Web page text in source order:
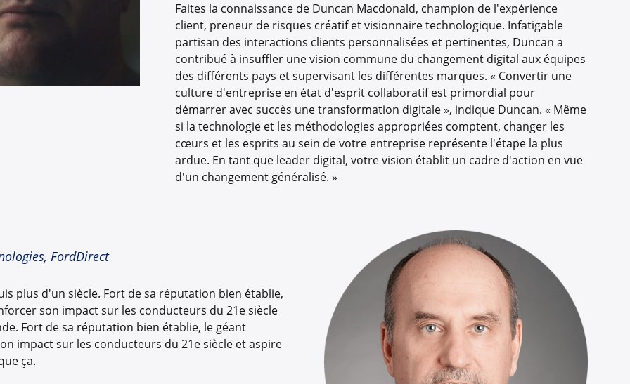
Faites la connaissance de Duncan Macdonald, champion de l'expérience
client, preneur de risques créatif et visionnaire technologique. Infatigable
partisan des interactions clients personnalisées et pertinentes, Duncan a
contribué à insuffler une vision commune du changement digital aux équipes
des différents pays et supervisant les différentes marques. « Convertir une
culture d'entreprise en état d'esprit collaboratif est primordial pour
démarrer avec succès une transformation digitale », indique Duncan. « Même
si la technologie et les méthodologies appropriées comptent, changer les
cœurs et les esprits au sein de votre entreprise représente l'étape la plus
ardue. En tant que leader digital, votre vision établit un cadre d'action en vue
d'un changement généralisé. »
FordDirect
plus d'un siècle. Fort de sa réputation bien établie,
son impact sur les conducteurs du 21e siècle
Fort de sa réputation bien établie, le géant
impact sur les conducteurs du 21e siècle et aspire
ça.